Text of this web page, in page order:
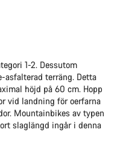
1-2. Dessutom
asfalterad terräng. Detta
höjd på 60 cm. Hopp
vid landning för oerfarna
Mountainbikes av typen
slaglängd ingår i denna